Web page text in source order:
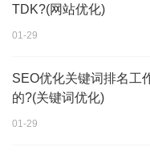
TDK?(网站优化)
01-29
SEO优化关键词排名工
的?(关键词优化)
01-29